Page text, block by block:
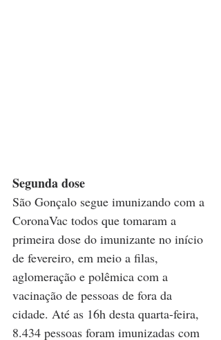
Segunda dose
São Gonçalo segue imunizando com a
CoronaVac todos que tomaram a
primeira dose do imunizante no início
de fevereiro, em meio a filas,
aglomeração e polêmica com a
vacinação de pessoas de fora da
cidade. Até as 16h desta quarta-feira,
8.434 pessoas foram imunizadas com